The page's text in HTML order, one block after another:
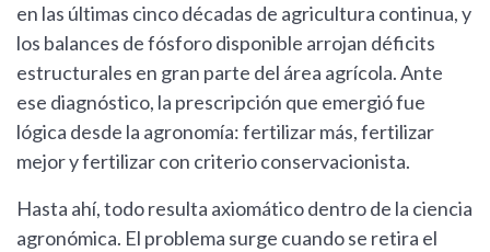
en las últimas cinco décadas de agricultura continua, y
los balances de fósforo disponible arrojan déficits
estructurales en gran parte del área agrícola. Ante
ese diagnóstico, la prescripción que emergió fue
lógica desde la agronomía: fertilizar más, fertilizar
mejor y fertilizar con criterio conservacionista.
Hasta ahí, todo resulta axiomático dentro de la ciencia
agronómica. El problema surge cuando se retira el